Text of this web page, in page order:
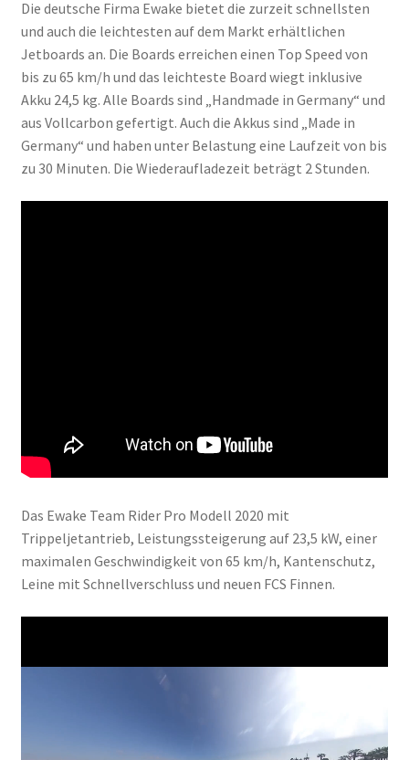
Die deutsche Firma Ewake bietet die zurzeit schnellsten
und auch die leichtesten auf dem Markt erhältlichen
Jetboards an. Die Boards erreichen einen Top Speed von
bis zu 65 km/h und das leichteste Board wiegt inklusive
Akku 24,5 kg. Alle Boards sind „Handmade in Germany“ und
aus Vollcarbon gefertigt. Auch die Akkus sind „Made in
Germany“ und haben unter Belastung eine Laufzeit von bis
zu 30 Minuten. Die Wiederaufladezeit beträgt 2 Stunden.
Das Ewake Team Rider Pro Modell 2020 mit
Trippeljetantrieb, Leistungssteigerung auf 23,5 kW, einer
maximalen Geschwindigkeit von 65 km/h, Kantenschutz,
Leine mit Schnellverschluss und neuen FCS Finnen.